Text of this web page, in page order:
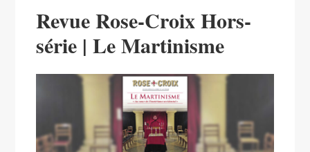
Revue Rose-Croix Hors-
série | Le Martinisme